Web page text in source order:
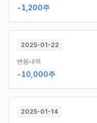
-1,200주
2025-01-22
변동내역
-10,000주
2025-01-14